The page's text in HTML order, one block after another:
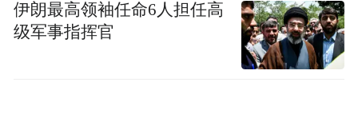
伊朗最高领袖任命6人担任高
级军事指挥官